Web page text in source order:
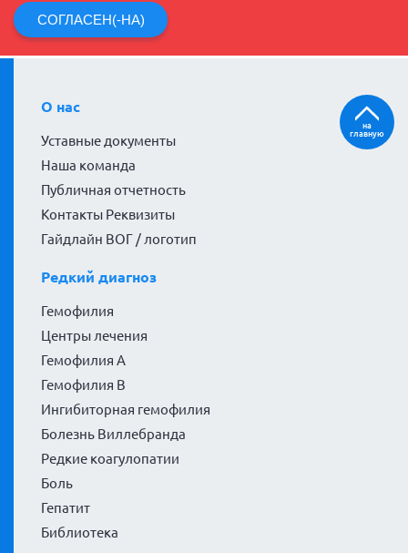
СОГЛАСЕН(-НА)
О нас
Уставные документы
Наша команда
Публичная отчетность
Контакты Реквизиты
Гайдлайн ВОГ / логотип
Редкий диагноз
Гемофилия
Центры лечения
Гемофилия А
Гемофилия В
Ингибиторная гемофилия
Болезнь Виллебранда
Редкие коагулопатии
Боль
Гепатит
Библиотека
на
главную